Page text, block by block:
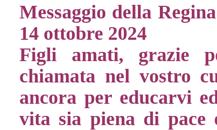
Messaggio della
14 ottobre 2024
Figli amati, grazie
chiamata nel vostro
ancora per educarvi
vita sia piena di pace